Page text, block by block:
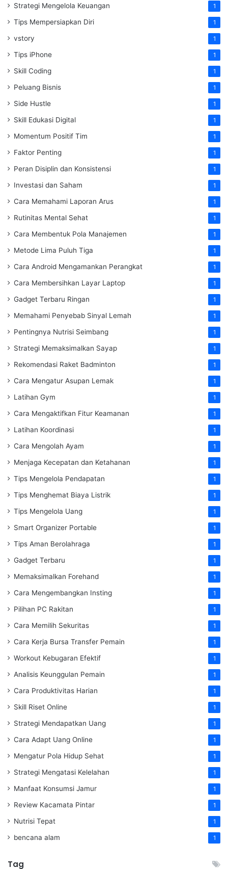
Strategi Mengelola Keuangan 1
Tips Mempersiapkan Diri 1
vstory 1
Tips iPhone 1
Skill Coding 1
Peluang Bisnis 1
Side Hustle 1
Skill Edukasi Digital 1
Momentum Positif Tim 1
Faktor Penting 1
Peran Disiplin dan Konsistensi 1
Investasi dan Saham 1
Cara Memahami Laporan Arus 1
Rutinitas Mental Sehat 1
Cara Membentuk Pola Manajemen 1
Metode Lima Puluh Tiga 1
Cara Android Mengamankan Perangkat 1
Cara Membersihkan Layar Laptop 1
Gadget Terbaru Ringan 1
Memahami Penyebab Sinyal Lemah 1
Pentingnya Nutrisi Seimbang 1
Strategi Memaksimalkan Sayap 1
Rekomendasi Raket Badminton 1
Cara Mengatur Asupan Lemak 1
Latihan Gym 1
Cara Mengaktifkan Fitur Keamanan 1
Latihan Koordinasi 1
Cara Mengolah Ayam 1
Menjaga Kecepatan dan Ketahanan 1
Tips Mengelola Pendapatan 1
Tips Menghemat Biaya Listrik 1
Tips Mengelola Uang 1
Smart Organizer Portable 1
Tips Aman Berolahraga 1
Gadget Terbaru 1
Memaksimalkan Forehand 1
Cara Mengembangkan Insting 1
Pilihan PC Rakitan 1
Cara Memilih Sekuritas 1
Cara Kerja Bursa Transfer Pemain 1
Workout Kebugaran Efektif 1
Analisis Keunggulan Pemain 1
Cara Produktivitas Harian 1
Skill Riset Online 1
Strategi Mendapatkan Uang 1
Cara Adapt Uang Online 1
Mengatur Pola Hidup Sehat 1
Strategi Mengatasi Kelelahan 1
Manfaat Konsumsi Jamur 1
Review Kacamata Pintar 1
Nutrisi Tepat 1
bencana alam 1
Tag